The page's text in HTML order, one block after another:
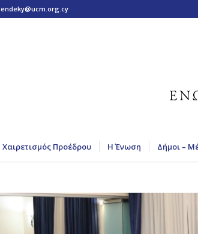
endeky@ucm.org.cy
Χαιρετισμός Προέδρου Η Ένωση Δήμοι –